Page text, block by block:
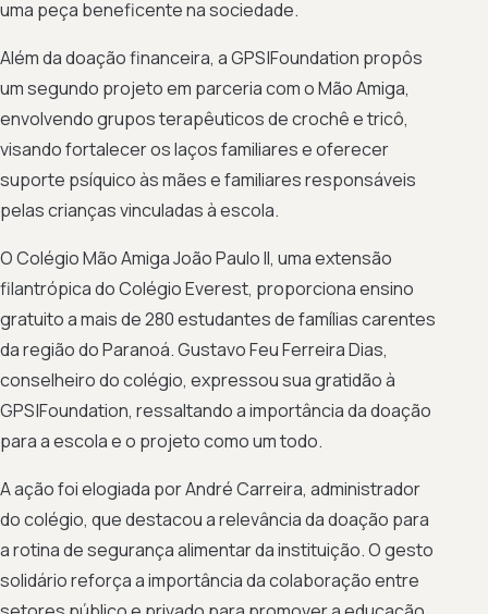
uma peça beneficente na sociedade.
Além da doação financeira, a GPS|Foundation propôs
um segundo projeto em parceria com o Mão Amiga,
envolvendo grupos terapêuticos de crochê e tricô,
visando fortalecer os laços familiares e oferecer
suporte psíquico às mães e familiares responsáveis
pelas crianças vinculadas à escola.
O Colégio Mão Amiga João Paulo II, uma extensão
filantrópica do Colégio Everest, proporciona ensino
gratuito a mais de 280 estudantes de famílias carentes
da região do Paranoá. Gustavo Feu Ferreira Dias,
conselheiro do colégio, expressou sua gratidão à
GPS|Foundation, ressaltando a importância da doação
para a escola e o projeto como um todo.
A ação foi elogiada por André Carreira, administrador
do colégio, que destacou a relevância da doação para
a rotina de segurança alimentar da instituição. O gesto
solidário reforça a importância da colaboração entre